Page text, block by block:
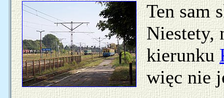
Ten sam
Niestety,
kierunku
więc nie